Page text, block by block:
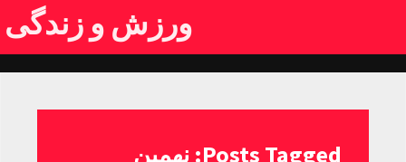
ورزش و زندگی
Posts Tagged: نهمین